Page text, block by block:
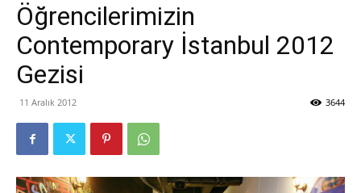
Öğrencilerimizin
Contemporary İstanbul 2012
Gezisi
11 Aralık 2012 3644